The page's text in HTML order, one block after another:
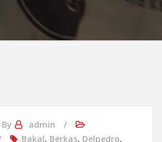
By
admin
Bakal, Berkas, Delpedro,